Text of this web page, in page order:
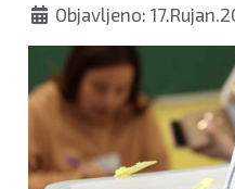
Objavljeno: